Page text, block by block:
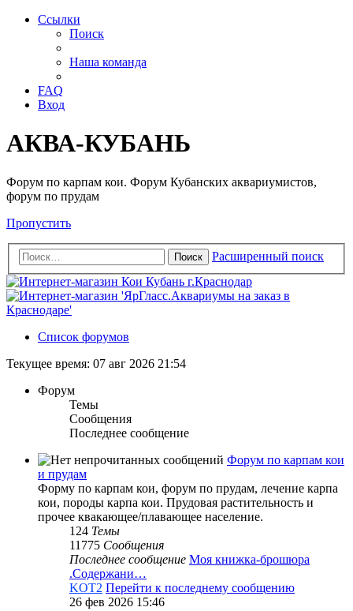
Ссылки
Поиск
Наша команда
FAQ
Вход
АКВА-КУБАНЬ
Форум по карпам кои. Форум Кубанских аквариумистов,
форум по прудам
Пропустить
Поиск Расширенный поиск
Список форумов
Текущее время: 07 авг 2026 21:54
Форум
Темы
Сообщения
Последнее сообщение
Форум по карпам кои
и прудам
Форму по карпам кои, форум по прудам, лечение карпа
кои, породы карпа кои. Прудовая растительность и
прочее квакающее/плавающее население.
124 Темы
11775 Сообщения
Последнее сообщение Моя книжка-брошюра
.Содержани…
KOT2 Перейти к последнему сообщению
26 фев 2026 15:46